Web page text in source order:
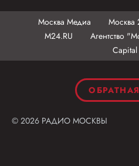
Москва Медиа Москва
М24.RU
Агентство
Capital
© 2026 РАДИО МОСКВЫ